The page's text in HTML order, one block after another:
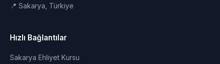
📍 Sakarya, Türkiye
Hızlı Bağlantılar
Sakarya Ehliyet Kursu